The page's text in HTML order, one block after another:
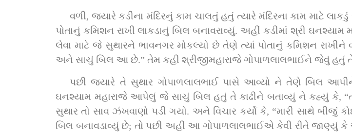
વળી, જ્યારે કડીના મંદિરનું કામ ચાલતું હતું ત્યારે મંદિરના કામ માટે
પોતાનું કમિશન રાખી લાકડાનું બિલ બનાવરાવ્યું. અહીં કડીમાં શ્રી
લેવા માટે જે સુથારને ભાવનગર મોકલ્યો છે તેણે ત્યાં પોતાનું કમિશન રાખીને
અને સાચું બિલ આ છે.” તેમ કહી શ્રીજીમહારાજે ગોપાળલાલભાઈને જેવું હતું
પછી જ્યારે તે સુથાર ગોપાળલાલભાઈ પાસે આવ્યો ને તેણે બિલ આપીને
ઘનશ્યામ મહારાજે આપેલું જે સાચું બિલ હતું તે કાઢીને બતાવ્યું ને કહ્યું કે,
સુથાર તો સાવ ઝંખવાણો પડી ગયો. અને વિચાર કર્યો કે, “મારી સાથે
બિલ બનાવડાવ્યું છે; તો પછી અહીં આ ગોપાળલાલભાઈએ કેવી રીતે